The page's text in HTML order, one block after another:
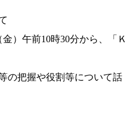
）午前10時30分から、「Ｋ
の把握や役割等について話